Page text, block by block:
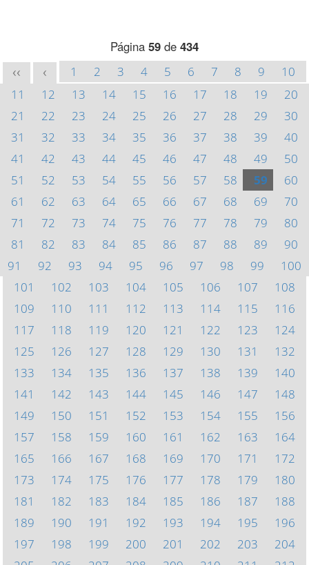
Página 59 de 434
<< < 1 2 3 4 5 6 7 8 9
10
11
12 13 14 15 16 17 18 19
20
21
22 23 24 25 26 27 28 29
30
31
32 33 34 35 36 37 38 39
40
41
42 43 44 45 46 47 48 49
50
51
52 53 54 55 56 57 58 59
60
61
62 63 64 65 66 67 68 69
70
71
72 73 74 75 76 77 78 79
80
81
82 83 84 85 86 87 88 89
90
91
92 93 94 95 96 97 98 99
100
101
102 103 104 105 106 107
108
109
110 111 112 113 114 115
116
117
118 119 120 121 122 123
124
125
126 127 128 129 130 131
132
133
134 135 136 137 138 139
140
141
142 143 144 145 146 147
148
149
150 151 152 153 154 155
156
157
158 159 160 161 162 163
164
165
166 167 168 169 170 171
172
173
174 175 176 177 178 179
180
181
182 183 184 185 186 187
188
189
190 191 192 193 194 195
196
197
198 199 200 201 202 203
204